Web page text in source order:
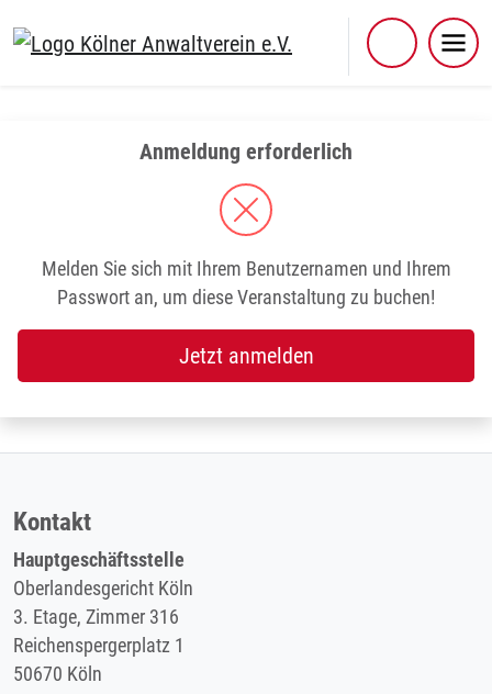
Anmeldung erforderlich
Melden Sie sich mit Ihrem Benutzernamen und Ihrem
Passwort an, um diese Veranstaltung zu buchen!
Jetzt anmelden
Kontakt
Hauptgeschäftsstelle
Oberlandesgericht Köln
3. Etage, Zimmer 316
Reichenspergerplatz 1
50670 Köln